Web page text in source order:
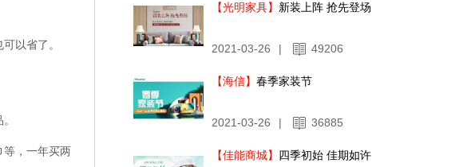
以省了。
，一年买两
【光明家具】 新装上阵 抢先登场
2021-03-26 | 49206
【海信】春季家装节
2021-03-26 | 36885
【佳能商城】 四季初始 佳期如许